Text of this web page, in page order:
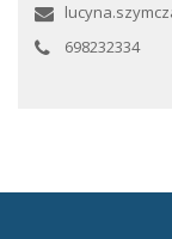
698232334